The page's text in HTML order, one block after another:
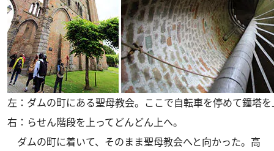
左：ダムの町にある聖母教会。ここで自転車を停めて鐘塔
右：らせん階段を上ってどんどん上へ。
ダムの町に着いて、そのまま聖母教会へと向かった。高